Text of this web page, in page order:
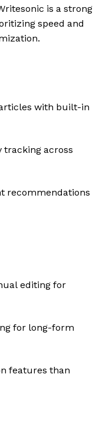
is a strong
speed and
with built-in
tracking across
recommendations
editing for
for long-form
features than